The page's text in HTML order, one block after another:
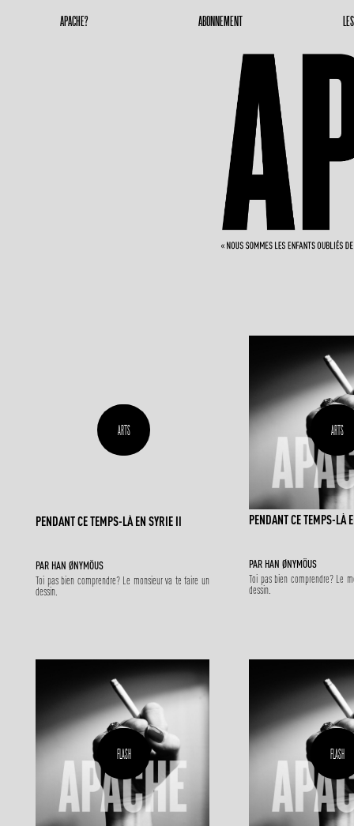
APACHE? ABONNEMENT
ARTS
PENDANT CE TEMPS-LÀ EN SYRIE II
PAR HAN ØNYMÖUS
Toi pas bien comprendre? Le monsieur va te faire un
dessin.
ARTS
PENDANT CE TEMPS-LÀ
PAR HAN ØNYMÖUS
Toi pas bien comprendre? Le
dessin.
FLASH FLASH